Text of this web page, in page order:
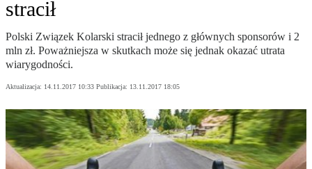
stracił
Polski Związek Kolarski stracił jednego z głównych sponsorów i 2
mln zł. Poważniejsza w skutkach może się jednak okazać utrata
wiarygodności.
Aktualizacja: 14.11.2017 10:33 Publikacja: 13.11.2017 18:05